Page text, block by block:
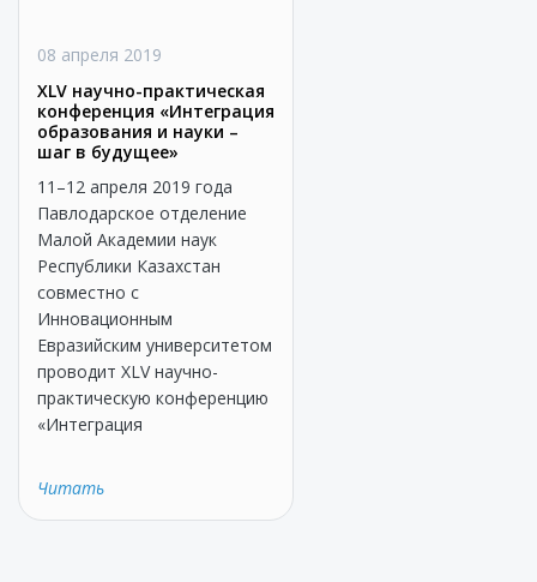
08 апреля 2019
XLV научно-практическая
конференция «Интеграция
образования и науки –
шаг в будущее»
11–12 апреля 2019 года
Павлодарское отделение
Малой Академии наук
Республики Казахстан
совместно с
Инновационным
Евразийским университетом
проводит XLV научно-
практическую конференцию
«Интеграция
Читать